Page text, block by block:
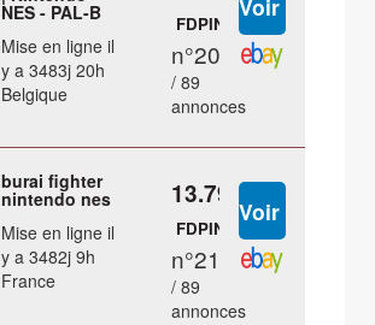
NES - PAL-B
Mise en ligne il
y a 3483j 20h
Belgique
FDPIN
n°20
/ 89
annonces
burai fighter
nintendo nes
Mise en ligne il
y a 3482j 9h
France
13.79 €
FDPIN
n°21
/ 89
annonces